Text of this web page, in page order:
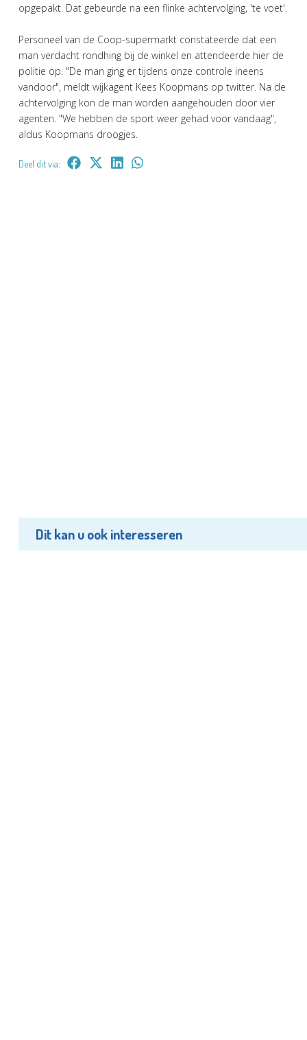
opgepakt. Dat gebeurde na een flinke achtervolging, 'te voet'.
Personeel van de Coop-supermarkt constateerde dat een
man verdacht rondhing bij de winkel en attendeerde hier de
politie op. "De man ging er tijdens onze controle ineens
vandoor", meldt wijkagent Kees Koopmans op twitter. Na de
achtervolging kon de man worden aangehouden door vier
agenten. "We hebben de sport weer gehad voor vandaag",
aldus Koopmans droogjes.
Deel dit via:
Dit kan u ook interesseren